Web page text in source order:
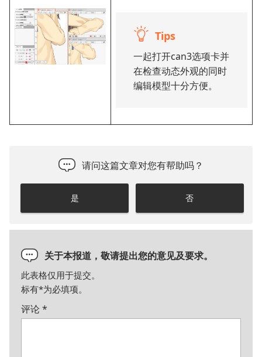
Tips
一起打开can3选项卡并
在检查动态外观的同时
编辑模型十分方便。
请问这篇文章对您有帮助吗？
是 否
关于本报道，敬请提出您的意见及要求。
此表格仅用于提交。
标有*为必填项。
评论*